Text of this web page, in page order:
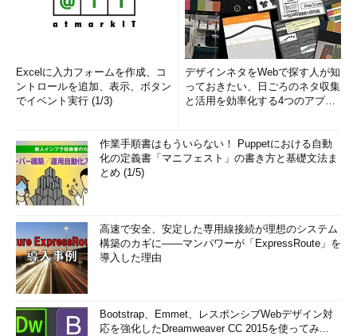
Excelに入力フォームを作成、コ
ントロールを追加、表示、ボタン
でイベント実行 (1/3)
デザインネタをWebで探す人が知
っておきたい、日ごろのネタ収集
と活用を効率化する4つのアプリ
作業手順書はもういらない！ Puppetにおける自動
化の定義書「マニフェスト」の書き方と基礎文法ま
とめ (1/5)
高速で安全、安定した専用線接続が理想のシステム
構築のカギに――マンパワーが「ExpressRoute」を
導入した理由
Bootstrap、Emmet、レスポンシブWebデザイン対
応を強化したDreamweaver CC 2015を使ってみ...